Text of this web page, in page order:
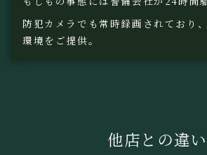
防犯カメラでも常時録画されており
環境をご提供。
他店との違い